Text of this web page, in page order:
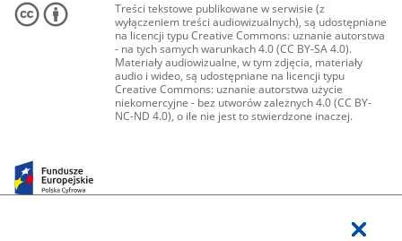
Treści tekstowe publikowane w serwisie (z
wyłączeniem treści audiowizualnych), są udostępniane
na licencji typu Creative Commons: uznanie autorstwa
- na tych samych warunkach 4.0 (CC BY-SA 4.0).
Materiały audiowizualne, w tym zdjęcia, materiały
audio i wideo, są udostępniane na licencji typu
Creative Commons: uznanie autorstwa użycie
niekomercyjne - bez utworów zależnych 4.0 (CC BY-
NC-ND 4.0), o ile nie jest to stwierdzone inaczej.